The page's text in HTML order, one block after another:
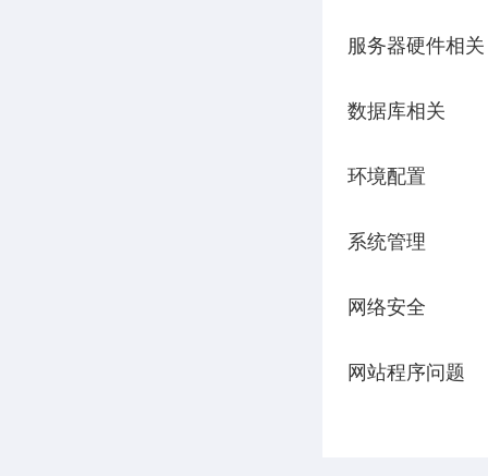
服务器硬件相关
数据库相关
环境配置
系统管理
网络安全
网站程序问题